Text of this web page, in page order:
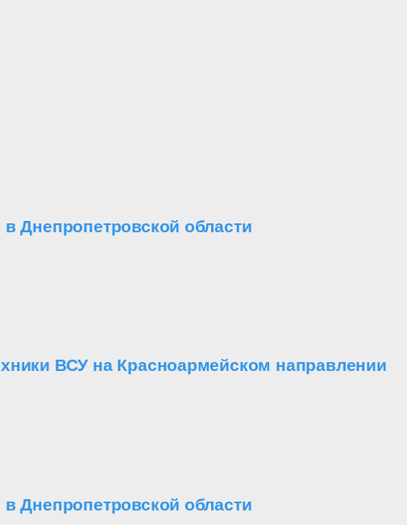
Днепропетровской области
ВСУ на Красноармейском направлении
Днепропетровской области